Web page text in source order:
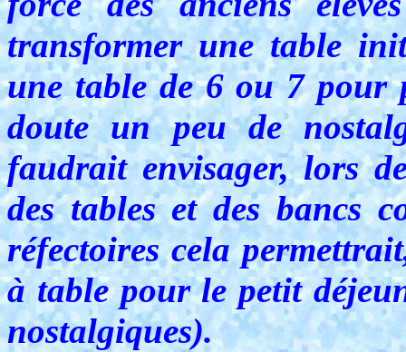
transformer une table
une table de 6 ou 7 pour
doute un peu de
faudrait envisager, lors
des tables et des bancs
réfectoires cela
à table pour le petit
nostalgiques).